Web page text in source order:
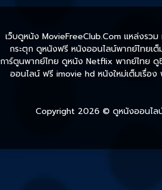
เว็บดูหนัง MovieFreeClub.Com แหล่งรว
กระตุก ดูหนังฟรี หนังออนไลน์พากย์ไทยเ
การ์ตูนพากย์ไทย ดูหนัง Netflix พากย์ไทย
ออนไลน์ ฟรี imovie hd หนังใหม่เต็มเรื่อ
Copyright 2026 © ดูหนังออนไล